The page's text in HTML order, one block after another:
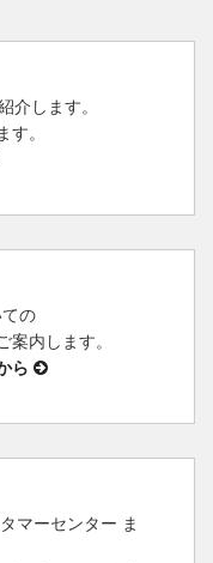
介します。
。
の
内します。
ら
マーセンター ま